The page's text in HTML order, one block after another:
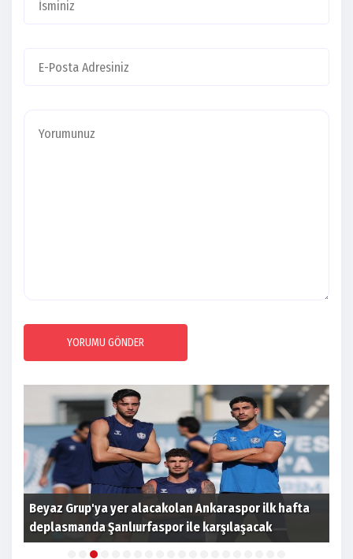
YORUMU GÖNDER
Beyaz Grup'ya yer alacakolan Ankaraspor ilk hafta
deplasmanda Şanlıurfaspor ile karşılaşacak